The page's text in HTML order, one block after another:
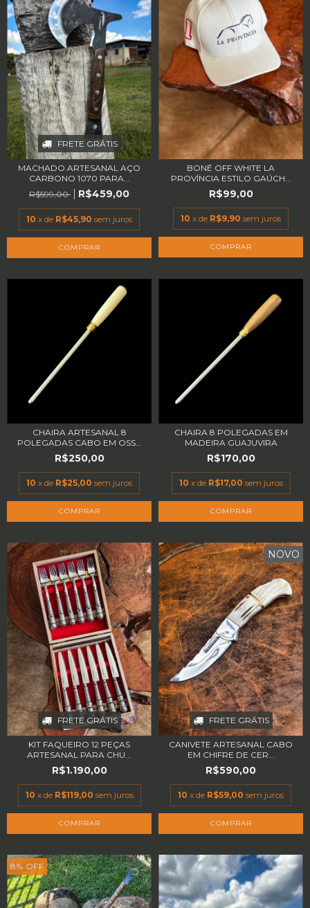
FRETE GRÁTIS
MACHADO ARTESANAL AÇO
CARBONO 1070 PARA...
R$599,00
R$459,00
10 x de R$45,90 sem juros
BONÉ OFF WHITE LA
PROVÍNCIA ESTILO GAÚCH...
R$99,00
10 x de R$9,90 sem juros
CHAIRA ARTESANAL 8
POLEGADAS CABO EM OSS...
R$250,00
10 x de R$25,00 sem juros
CHAIRA 8 POLEGADAS EM
MADEIRA GUAJUVIRA
R$170,00
10 x de R$17,00 sem juros
FRETE GRÁTIS
KIT FAQUEIRO 12 PEÇAS
ARTESANAL PARA CHU...
R$1.190,00
10 x de R$119,00 sem juros
FRETE GRÁTIS
NOVO
CANIVETE ARTESANAL CABO
EM CHIFRE DE CER...
R$590,00
10 x de R$59,00 sem juros
8% OFF